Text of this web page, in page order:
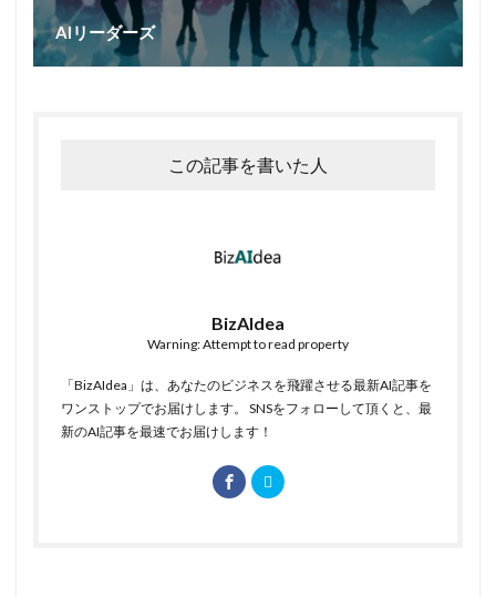
AIリーダーズ
この記事を書いた人
BizAIdea
Warning: Attempt to read property
「BizAIdea」は、あなたのビジネスを飛躍させる最新AI記事を
ワンストップでお届けします。 SNSをフォローして頂くと、最
新のAI記事を最速でお届けします！